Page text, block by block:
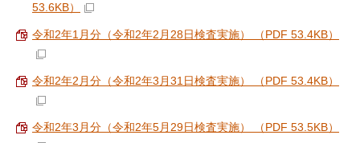
53.6KB）
令和2年1月分（令和2年2月28日検査実施） （PDF 53.4KB）
令和2年2月分（令和2年3月31日検査実施） （PDF 53.4KB）
令和2年3月分（令和2年5月29日検査実施） （PDF 53.5KB）